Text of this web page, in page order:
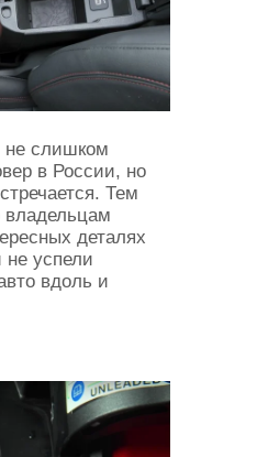
не слишком
в России, но
Тем
владельцам
деталях
не успели
вдоль и